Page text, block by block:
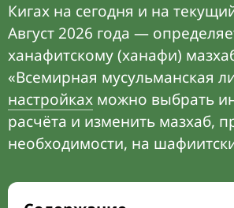
Кигах на сегодня и на
Август 2026 года —
ханафитскому (ханафи)
«Всемирная мусульманская
настройках можно выбрать
расчёта и изменить мазхаб,
необходимости, на